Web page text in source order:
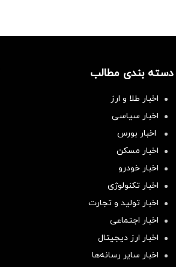
دسته بندی مطالب
اخبار طلا و ارز
اخبار سیاسی
اخبار بورس
اخبار مسکن
اخبار خودرو
اخبار تکنولوژی
اخبار تولید و تجارت
اخبار اجتماعی
اخبار ارز دیجیتال
اخبار سایر رسانه‌‌ها